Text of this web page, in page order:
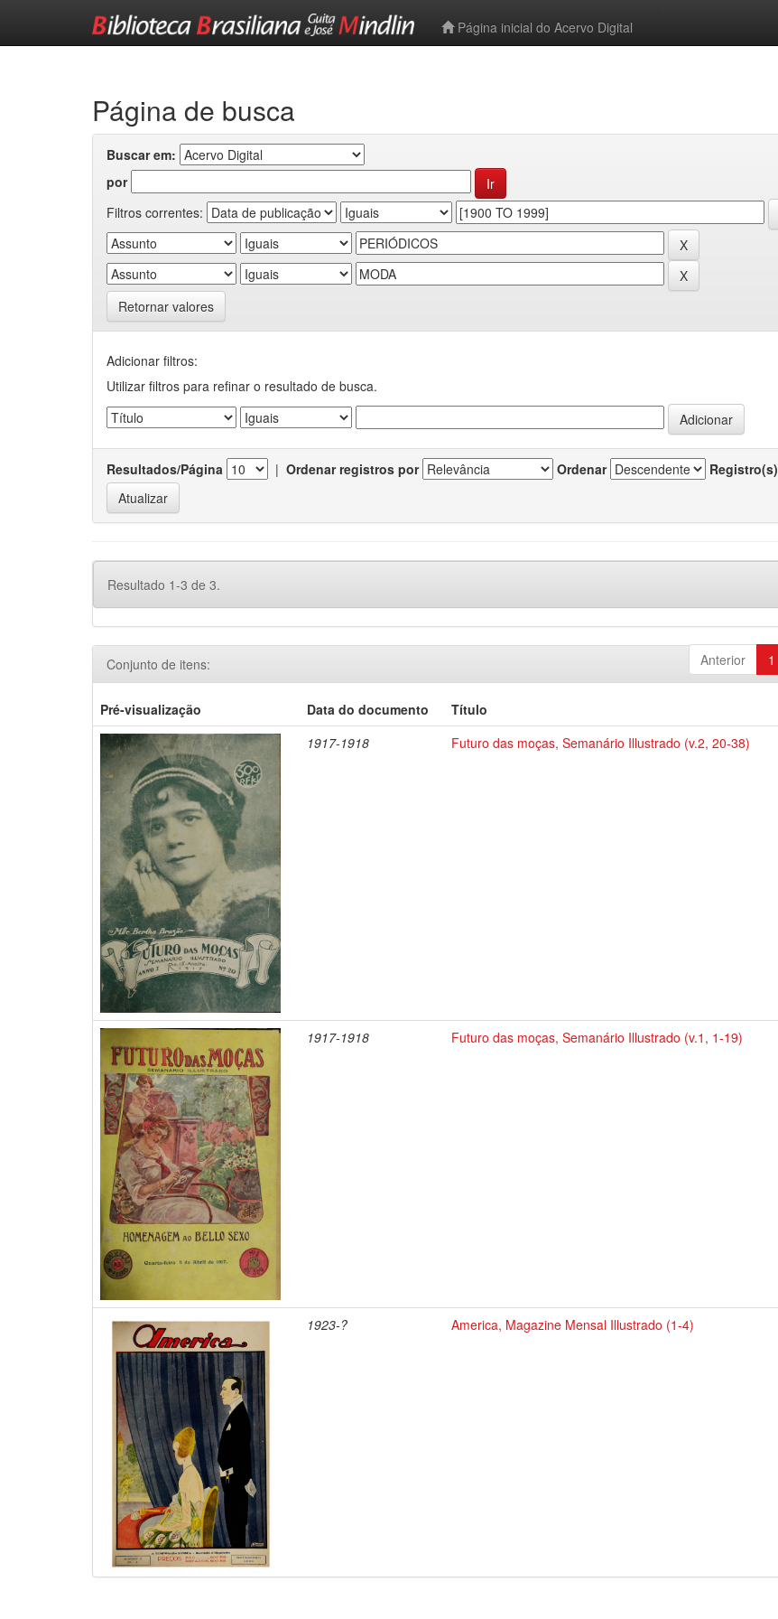
Página inicial do Acervo Digital
Página de busca
Buscar em:
por
Filtros correntes:
Retornar valores
Adicionar filtros:
Utilizar filtros para refinar o resultado de busca.
Resultados/Página | Ordenar registros por Ordenar Registro(s)
Resultado 1-3 de 3.
Anterior 1
Conjunto de itens:
Pré-visualização Data do documento Título
1917-1918
Futuro das moças, Semanário Illustrado (v.2, 20-38)
1917-1918 Futuro das moças, Semanário Illustrado (v.1, 1-19)
1923-? America, Magazine Mensal Illustrado (1-4)